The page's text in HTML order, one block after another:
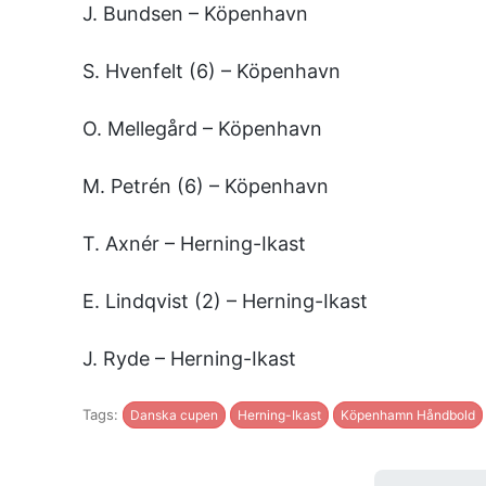
J. Bundsen – Köpenhavn
S. Hvenfelt (6) – Köpenhavn
O. Mellegård – Köpenhavn
M. Petrén (6) – Köpenhavn
T. Axnér – Herning-Ikast
E. Lindqvist (2) – Herning-Ikast
J. Ryde – Herning-Ikast
Tags: Danska cupen Herning-Ikast Köpenhamn Håndbold